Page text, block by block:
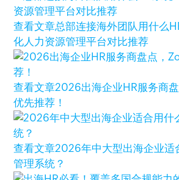
查看文章总部连接海外团队用什么
化人力资源管理平台对比推荐
查看文章2026出海企业HR服务商
优先推荐！
查看文章2026年中大型出海企业适
管理系统？